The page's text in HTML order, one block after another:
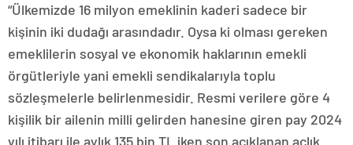
“Ülkemizde 16 milyon emeklinin kaderi sadece bir
kişinin iki dudağı arasındadır. Oysa ki olması gereken
emeklilerin sosyal ve ekonomik haklarının emekli
örgütleriyle yani emekli sendikalarıyla toplu
sözleşmelerle belirlenmesidir. Resmi verilere göre 4
kişilik bir ailenin milli gelirden hanesine giren pay 2024
yılı itibarı ile aylık 135 bin TL iken son açıklanan açlık